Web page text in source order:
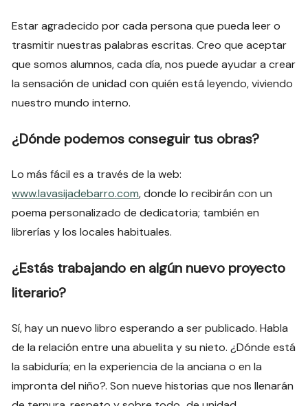
Estar agradecido por cada persona que pueda leer o
trasmitir nuestras palabras escritas. Creo que aceptar
que somos alumnos, cada día, nos puede ayudar a crear
la sensación de unidad con quién está leyendo, viviendo
nuestro mundo interno.
¿Dónde podemos conseguir tus obras?
Lo más fácil es a través de la web:
www.lavasijadebarro.com, donde lo recibirán con un
poema personalizado de dedicatoria; también en
librerías y los locales habituales.
¿Estás trabajando en algún nuevo proyecto
literario?
Sí, hay un nuevo libro esperando a ser publicado. Habla
de la relación entre una abuelita y su nieto. ¿Dónde está
la sabiduría; en la experiencia de la anciana o en la
impronta del niño?. Son nueve historias que nos llenarán